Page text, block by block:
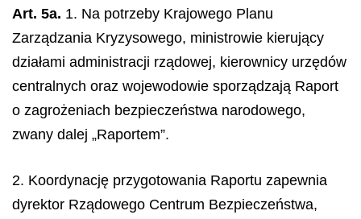
Art. 5a. 1. Na potrzeby Krajowego Planu
Zarządzania Kryzysowego, ministrowie kierujący
działami administracji rządowej, kierownicy urzędów
centralnych oraz wojewodowie sporządzają Raport
o zagrożeniach bezpieczeństwa narodowego,
zwany dalej „Raportem”.
2. Koordynację przygotowania Raportu zapewnia
dyrektor Rządowego Centrum Bezpieczeństwa,